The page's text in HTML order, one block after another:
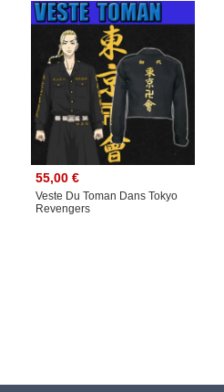
55,00 €
Veste Du Toman Dans Tokyo
Revengers